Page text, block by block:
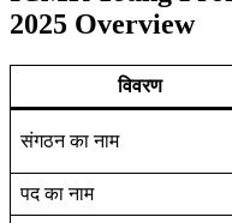
2025 Overview
विवरण
संगठन का नाम
पद का नाम